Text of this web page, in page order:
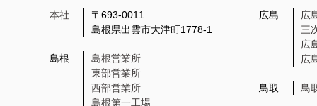
本社
〒693-0011
島根県出雲市大津町1778-1
島根
島根営業所
東部営業所
西部営業所
島根第一工場
広島
広
三
広
広
鳥取 鳥